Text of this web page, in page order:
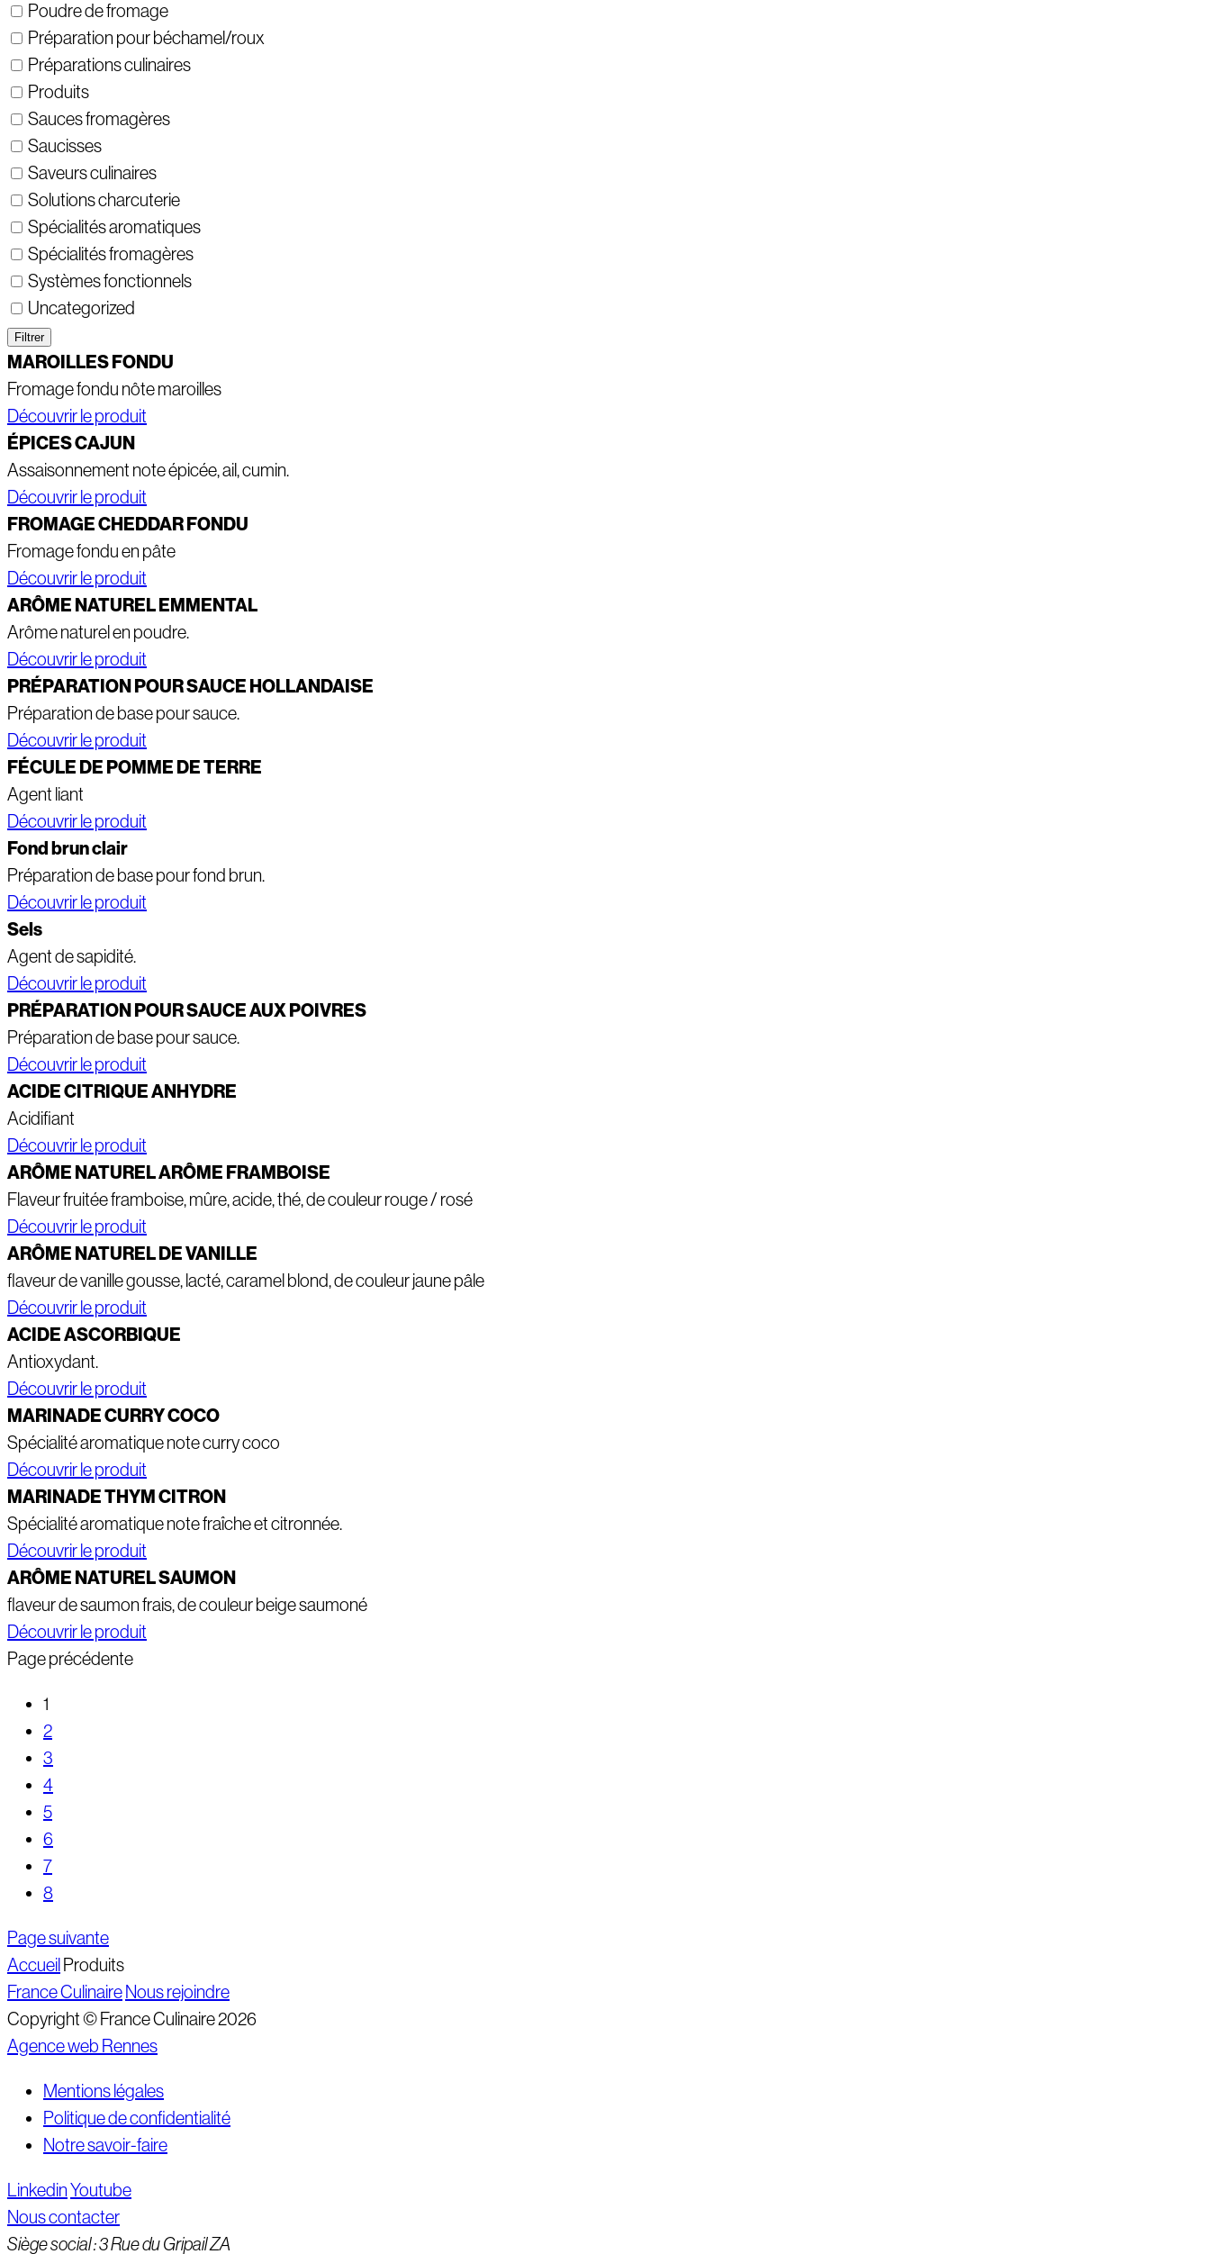
Poudre de fromage
Préparation pour béchamel/roux
Préparations culinaires
Produits
Sauces fromagères
Saucisses
Saveurs culinaires
Solutions charcuterie
Spécialités aromatiques
Spécialités fromagères
Systèmes fonctionnels
Uncategorized
Filtrer
MAROILLES FONDU
Fromage fondu nôte maroilles
Découvrir le produit
ÉPICES CAJUN
Assaisonnement note épicée, ail, cumin.
Découvrir le produit
FROMAGE CHEDDAR FONDU
Fromage fondu en pâte
Découvrir le produit
ARÔME NATUREL EMMENTAL
Arôme naturel en poudre.
Découvrir le produit
PRÉPARATION POUR SAUCE HOLLANDAISE
Préparation de base pour sauce.
Découvrir le produit
FÉCULE DE POMME DE TERRE
Agent liant
Découvrir le produit
Fond brun clair
Préparation de base pour fond brun.
Découvrir le produit
Sels
Agent de sapidité.
Découvrir le produit
PRÉPARATION POUR SAUCE AUX POIVRES
Préparation de base pour sauce.
Découvrir le produit
ACIDE CITRIQUE ANHYDRE
Acidifiant
Découvrir le produit
ARÔME NATUREL ARÔME FRAMBOISE
Flaveur fruitée framboise, mûre, acide, thé, de couleur rouge / rosé
Découvrir le produit
ARÔME NATUREL DE VANILLE
flaveur de vanille gousse, lacté, caramel blond, de couleur jaune pâle
Découvrir le produit
ACIDE ASCORBIQUE
Antioxydant.
Découvrir le produit
MARINADE CURRY COCO
Spécialité aromatique note curry coco
Découvrir le produit
MARINADE THYM CITRON
Spécialité aromatique note fraîche et citronnée.
Découvrir le produit
ARÔME NATUREL SAUMON
flaveur de saumon frais, de couleur beige saumoné
Découvrir le produit
Page précédente
1
2
3
4
5
6
7
8
Page suivante
Accueil Produits
France Culinaire Nous rejoindre
Copyright © France Culinaire 2026
Agence web Rennes
Mentions légales
Politique de confidentialité
Notre savoir-faire
LinkedinYoutube
Nous contacter
Siège social : 3 Rue du Gripail ZA